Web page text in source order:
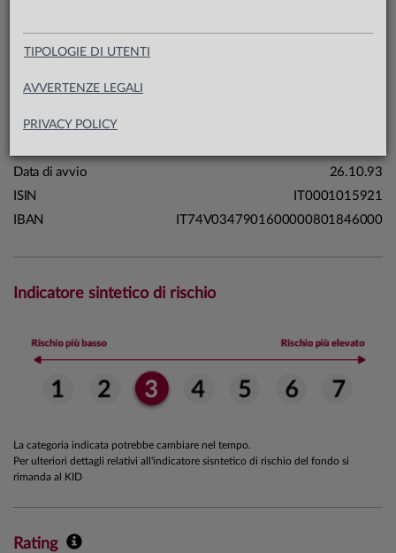
TIPOLOGIE DI UTENTI
AVVERTENZE LEGALI
PRIVACY POLICY
Linea
Mercati
Sistema
Macrocategoria
Data di avvio
26.10.93
ISIN
IT0001015921
IBAN
IT74V0347901600000801846000
Indicatore sintetico di rischio
La categoria indicata potrebbe cambiare nel tempo.
Per ulteriori dettagli relativi all'indicatore sisntetico di rischio del fondo si
rimanda al KID
Rating